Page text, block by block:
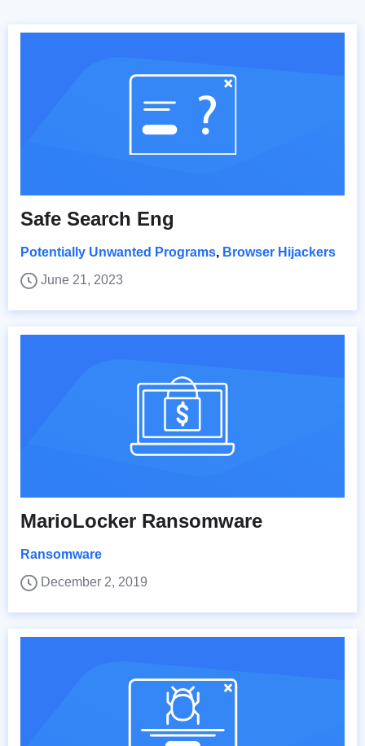
Safe Search Eng
Potentially Unwanted Programs, Browser Hijackers
June 21, 2023
MarioLocker Ransomware
Ransomware
December 2, 2019